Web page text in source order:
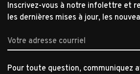
Inscrivez-vous à notre infolettre et
les dernières mises à jour, les
Pour toute question, communiquez